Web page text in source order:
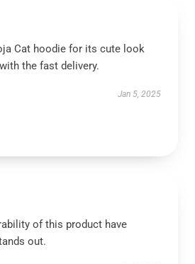
Cat hoodie for its cute look
the fast delivery.
Jan 5, 2025
of this product have
out.